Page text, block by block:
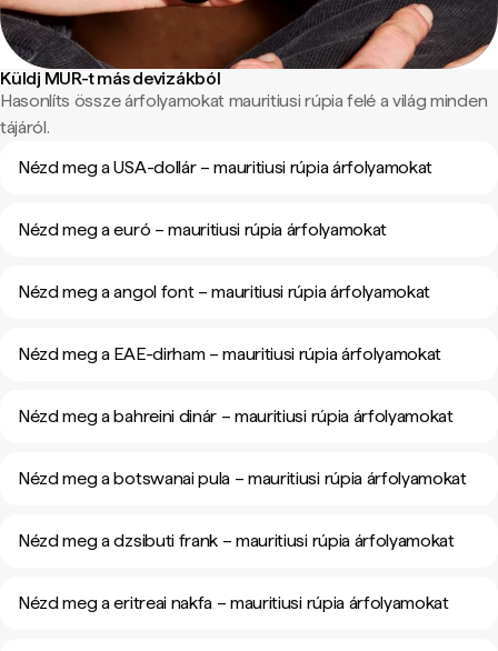
Küldj MUR-t más devizákból
Hasonlíts össze árfolyamokat mauritiusi rúpia felé a világ minden
tájáról.
Nézd meg a USA-dollár – mauritiusi rúpia árfolyamokat
Nézd meg a euró – mauritiusi rúpia árfolyamokat
Nézd meg a angol font – mauritiusi rúpia árfolyamokat
Nézd meg a EAE-dirham – mauritiusi rúpia árfolyamokat
Nézd meg a bahreini dinár – mauritiusi rúpia árfolyamokat
Nézd meg a botswanai pula – mauritiusi rúpia árfolyamokat
Nézd meg a dzsibuti frank – mauritiusi rúpia árfolyamokat
Nézd meg a eritreai nakfa – mauritiusi rúpia árfolyamokat